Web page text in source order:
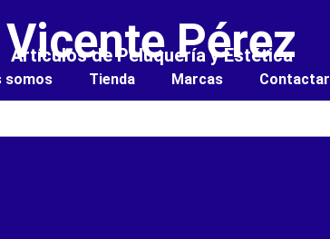
Vicente Pérez
Artículos de Peluquería y Estética
somos Tienda Marcas Contactar